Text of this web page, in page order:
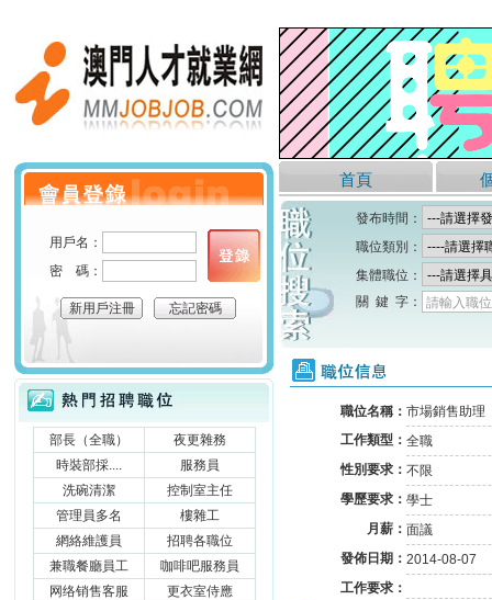
首頁
發布時間：
職位類別：
集體職位：
關 鍵 字：
請輸入職
職位信息
職位名稱： 市場銷售助理
工作類型： 全職
性別要求： 不限
學歷要求： 學士
月薪： 面議
發佈日期： 2014-08-07
工作要求：
個人會員登錄
用戶名：
密 碼：
新用戶注冊 忘記密碼
熱門招聘職位
部長（全職）
夜更雜務
時裝部採....
服務員
洗碗清潔
控制室主任
管理員多名
樓雜工
網絡維護員
招聘各職位
兼職餐廳員工
咖啡吧服務員
网络销售客服
更衣室侍應